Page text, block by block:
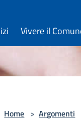
Vivere il
Home > Argomenti